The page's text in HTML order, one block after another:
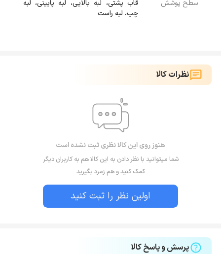
قاب نیست؛ همچنین دسترسی و تشخیص محل دکمه ها برای
تنظیم کنید.
سطح پوشش
قاب پشتی، لبه بالایی، لبه پایینی، لبه
چپ، لبه راست
نظرات کالا
هنوز روی این کالا نظری ثبت نشده است
شما میتوانید با نظر دادن به این کالا هم به کاربران دیگر
کمک کنید و هم زمرد بگیرید
اولین نظر را ثبت کنید
پرسش و پاسخ کالا